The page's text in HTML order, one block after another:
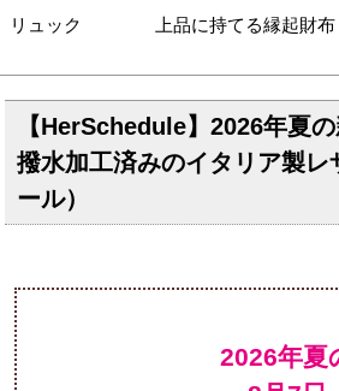
リュック 上品に持てる縁起財布
【HerSchedule】2026年夏
撥水加工済みのイタリア製
ール）
2026年夏